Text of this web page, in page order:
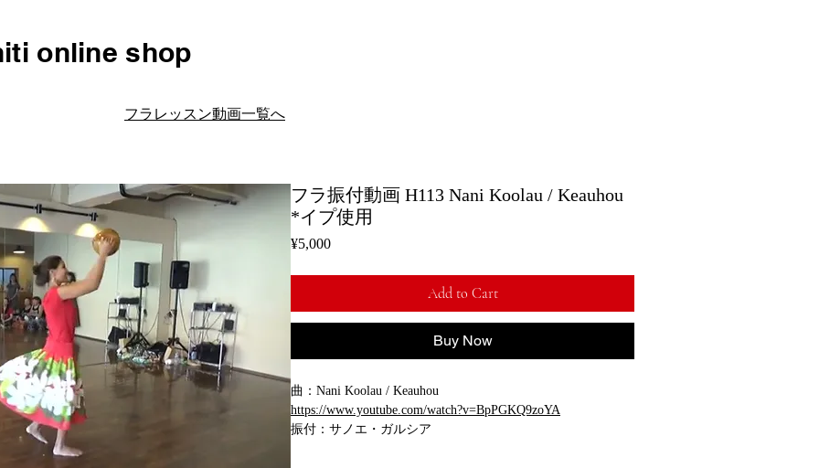
online shop
フラレッスン動画一覧へ
フラ振付動画 H113 Nani Koolau / Keauhou
*イプ使用
¥5,000Price
Add to Cart
Buy Now
曲：Nani Koolau / Keauhou
https://www.youtube.com/watch?v=BpPGKQ9zoYA
振付：サノエ・ガルシア